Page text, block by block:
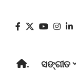
. ସଙ୍ଗୀତ